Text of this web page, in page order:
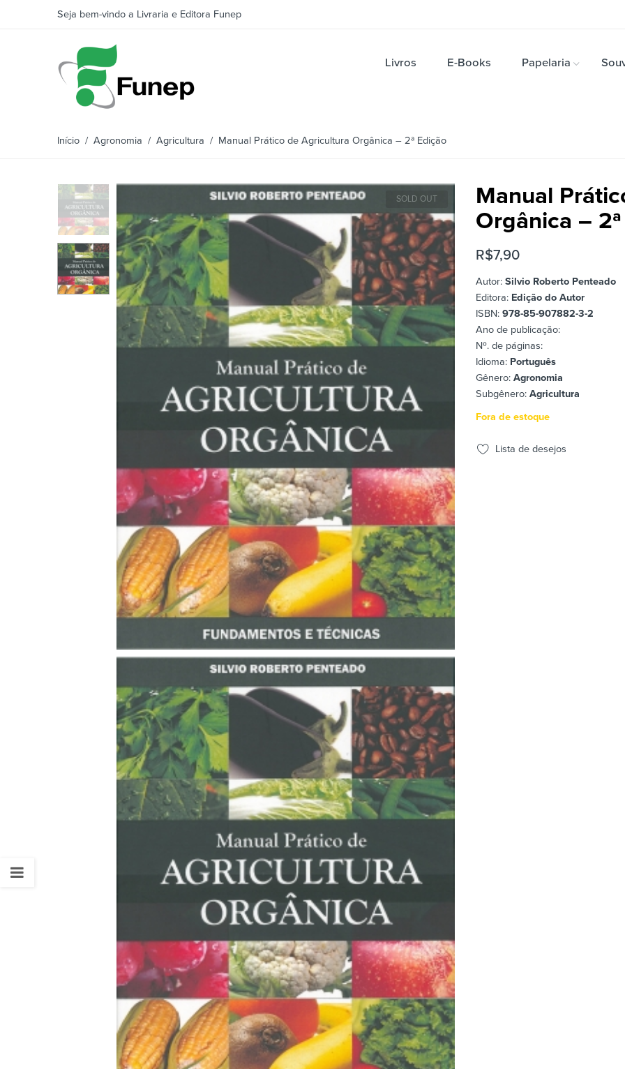
Seja bem-vindo a Livraria e Editora Funep
Livros E-Books Papelaria
Início / Agronomia / Agricultura / Manual Prático de Agricultura Orgânica – 2ª Edição
SOLD OUT
Manual
Orgânica –
R$7,90
Autor: Silvio Roberto Penteado
Editora: Edição do Autor
ISBN: 978-85-907882-3-2
Ano de publicação:
Nº. de páginas:
Idioma: Português
Gênero: Agronomia
Subgênero: Agricultura
Fora de estoque
Lista de desejos